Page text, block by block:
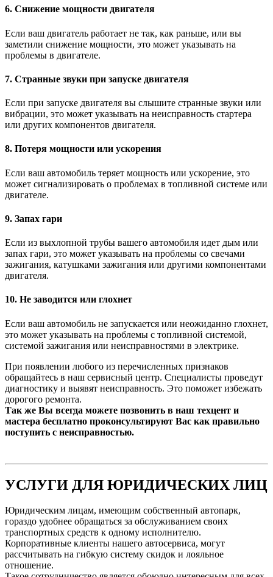
6. Снижение мощности двигателя
Если ваш двигатель работает не так, как раньше, или вы
заметили снижение мощности, это может указывать на
проблемы в двигателе.
7. Странные звуки при запуске двигателя
Если при запуске двигателя вы слышите странные звуки или
вибрации, это может указывать на неисправность стартера
или других компонентов двигателя.
8. Потеря мощности или ускорения
Если ваш автомобиль теряет мощность или ускорение, это
может сигнализировать о проблемах в топливной системе или
двигателе.
9. Запах гари
Если из выхлопной трубы вашего автомобиля идет дым или
запах гари, это может указывать на проблемы со свечами
зажигания, катушками зажигания или другими компонентами
двигателя.
10. Не заводится или глохнет
Если ваш автомобиль не запускается или неожиданно глохнет,
это может указывать на проблемы с топливной системой,
системой зажигания или неисправностями в электрике.
При появлении любого из перечисленных признаков
обращайтесь в наш сервисный центр. Специалисты проведут
диагностику и выявят неисправность. Это поможет избежать
дорогого ремонта.
Так же Вы всегда можете позвонить в наш техцент и
мастера бесплатно проконсультируют Вас как правильно
поступить с неисправностью.
УСЛУГИ ДЛЯ ЮРИДИЧЕСКИХ ЛИЦ
Юридическим лицам, имеющим собственный автопарк,
гораздо удобнее обращаться за обслуживанием своих
транспортных средств к одному исполнителю.
Корпоративные клиенты нашего автосервиса, могут
рассчитывать на гибкую систему скидок и лояльное
отношение.